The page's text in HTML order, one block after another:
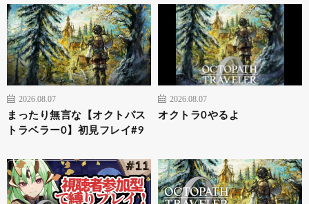
2026.08.07
まったり無言な【オクトパス
トラベラー0】初見フレイ#9
2026.08.07
オクトラ0やるよ